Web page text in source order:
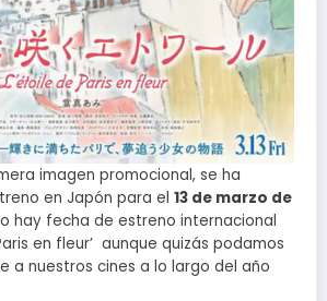
imagen promocional, se ha
en Japón para el 13 de marzo de
hay fecha de estreno internacional
en fleur’ aunque quizás podamos
a nuestros cines a lo largo del año